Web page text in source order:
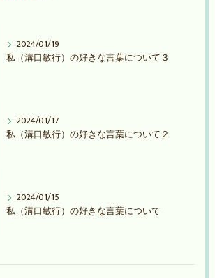
2024/01/19
私（溝口敏行）の好きな言葉について３
2024/01/17
私（溝口敏行）の好きな言葉について２
2024/01/15
私（溝口敏行）の好きな言葉について